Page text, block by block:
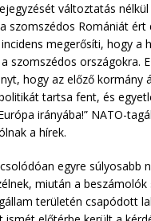
változtatás nélkül
szomszédos Romániát
megerősíti, hogy a
szomszédos országokra.
hogy az előző kormány
tartsa fent, és
irányába!” NATO-
a hírek.
egyre súlyosabb
miután a
területén csapódott